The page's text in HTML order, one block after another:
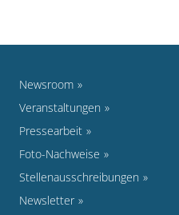
Newsroom
Veranstaltungen
Pressearbeit
Foto-Nachweise
Stellenausschreibungen
Newsletter